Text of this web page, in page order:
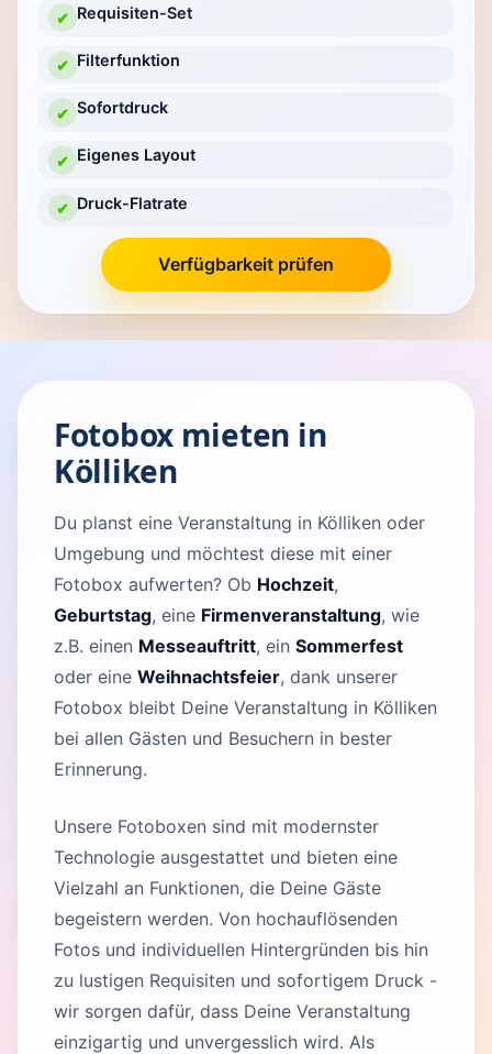
✔ Requisiten-Set
✔ Filterfunktion
✔ Sofortdruck
✔ Eigenes Layout
✔ Druck-Flatrate
Verfügbarkeit prüfen
Fotobox mieten in
Kölliken
Du planst eine Veranstaltung in Kölliken oder
Umgebung und möchtest diese mit einer
Fotobox aufwerten? Ob Hochzeit,
Geburtstag, eine Firmenveranstaltung, wie
z.B. einen Messeauftritt, ein Sommerfest
oder eine Weihnachtsfeier, dank unserer
Fotobox bleibt Deine Veranstaltung in Kölliken
bei allen Gästen und Besuchern in bester
Erinnerung.
Unsere Fotoboxen sind mit modernster
Technologie ausgestattet und bieten eine
Vielzahl an Funktionen, die Deine Gäste
begeistern werden. Von hochauflösenden
Fotos und individuellen Hintergründen bis hin
zu lustigen Requisiten und sofortigem Druck -
wir sorgen dafür, dass Deine Veranstaltung
einzigartig und unvergesslich wird. Als